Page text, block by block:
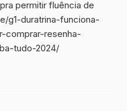
permitir fluência de
g1-duratrina-funciona-
comprar-resenha-
tudo-2024/